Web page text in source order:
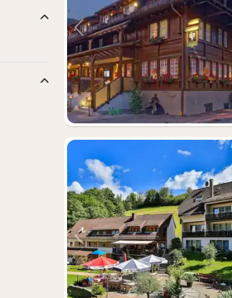
Vorheriges Bild
Vorheriges Bild